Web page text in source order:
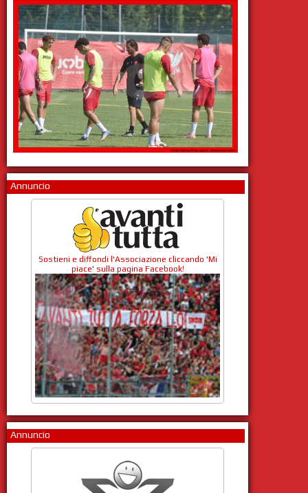
Annuncio
Sostieni e diffondi l'Associazione cliccando 'Mi
piace' sulla pagina Facebook!
Annuncio